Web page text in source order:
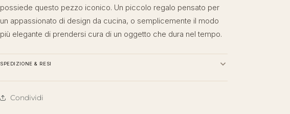
possiede questo pezzo iconico. Un piccolo regalo pensato per
un appassionato di design da cucina, o semplicemente il modo
più elegante di prendersi cura di un oggetto che dura nel tempo.
SPEDIZIONE & RESI
Condividi